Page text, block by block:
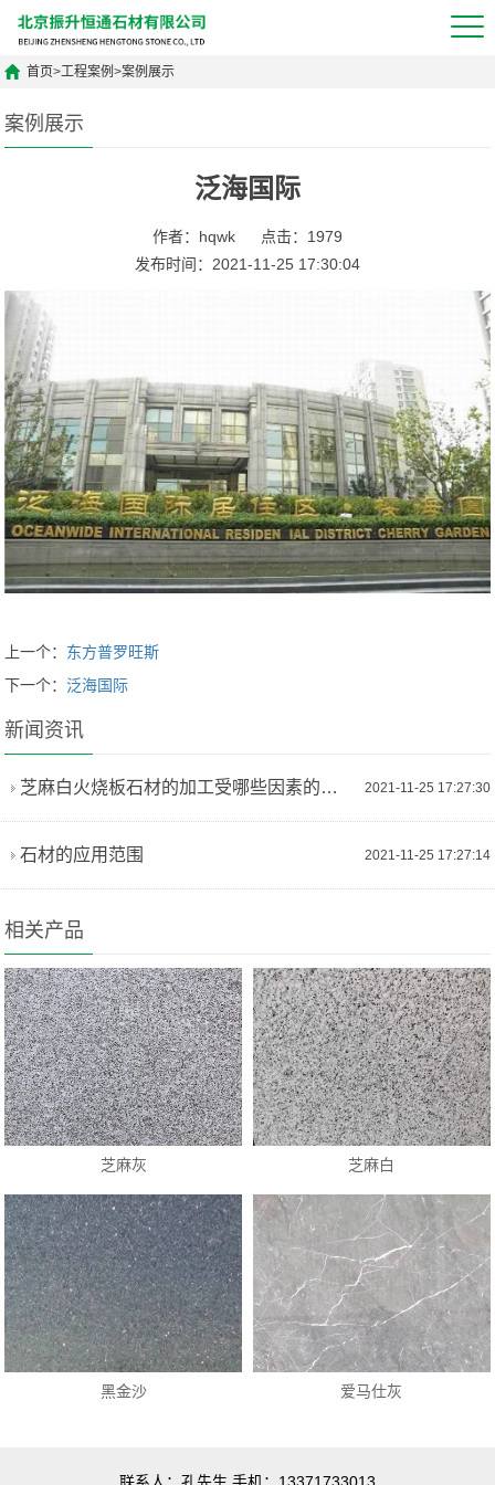
首页>工程案例>案例展示
案例展示
泛海国际
作者：hqwk
点击：1979
发布时间：2021-11-25 17:30:04
上一个： 东方普罗旺斯
下一个：泛海国际
新闻资讯
2021-11-25 17:27:30
芝麻白火烧板石材的加工受哪些因素的影响
2021-11-25 17:27:14
石材的应用范围
相关产品
芝麻灰 芝麻白
黑金沙 爱马仕灰